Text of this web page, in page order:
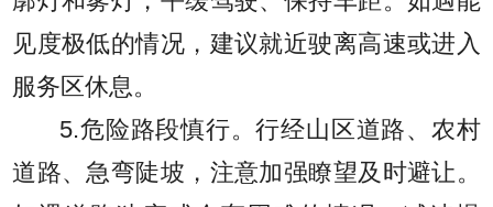
见度极低的情况，建议就近驶离高速或进入
服务区休息。
5.危险路段慎行。行经山区道路、农村
道路、急弯陡坡，注意加强瞭望及时避让。